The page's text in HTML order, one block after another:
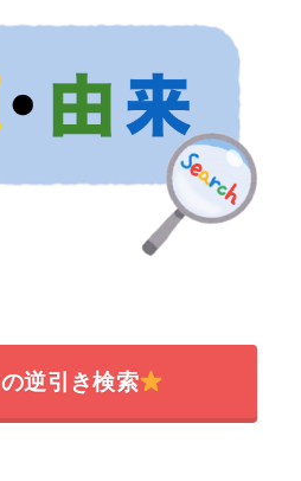
逆引き検索